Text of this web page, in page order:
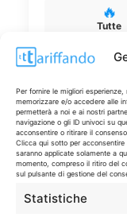
Per fornire le migliori
memorizzare e/o accedere alle
permetterà a noi e ai nostri
navigazione o gli ID univoci su
acconsentire o ritirare il
Clicca qui sotto per
saranno applicate solamente a
momento, compreso il ritiro del
sul pulsante di gestione del
Statistiche
🔥
Tutte
🏠
Casa